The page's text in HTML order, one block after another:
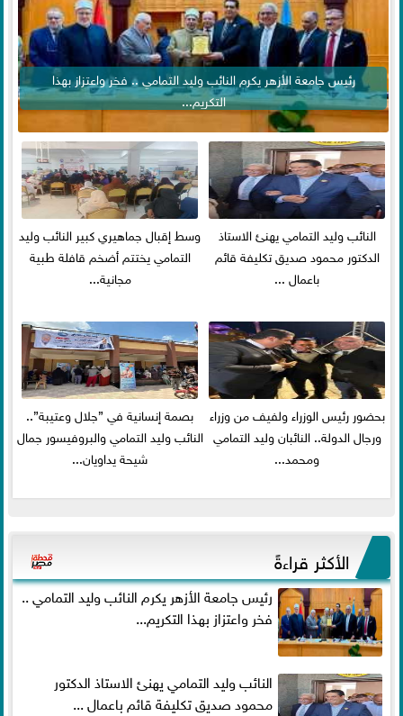
رئيس جامعة الأزهر يكرم النائب وليد التمامي .. فخر واعتزاز بهذا
التكريم...
النائب وليد التمامي يهنئ الاستاذ
الدكتور محمود صديق تكليفة قائم
باعمال ...
وسط إقبال جماهيري كبير النائب وليد
التمامي يختتم أضخم قافلة طبية
مجانية...
بحضور رئيس الوزراء ولفيف من وزراء
ورجال الدولة.. النائبان وليد التمامي
ومحمد...
بصمة إنسانية في ”جلال وعتيبة”..
النائب وليد التمامي والبروفيسور جمال
شيحة يداويان...
الأكثر قراءةً
رئيس جامعة الأزهر يكرم النائب وليد التمامي ..
فخر واعتزاز بهذا التكريم...
النائب وليد التمامي يهنئ الاستاذ الدكتور
محمود صديق تكليفة قائم باعمال ...